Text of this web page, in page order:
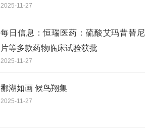
2025-11-27
每日信息：恒瑞医药：硫酸艾玛昔替尼
片等多款药物临床试验获批
2025-11-27
鄱湖如画 候鸟翔集
2025-11-27